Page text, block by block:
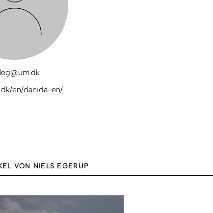
en/danida-en/
VON NIELS EGERUP